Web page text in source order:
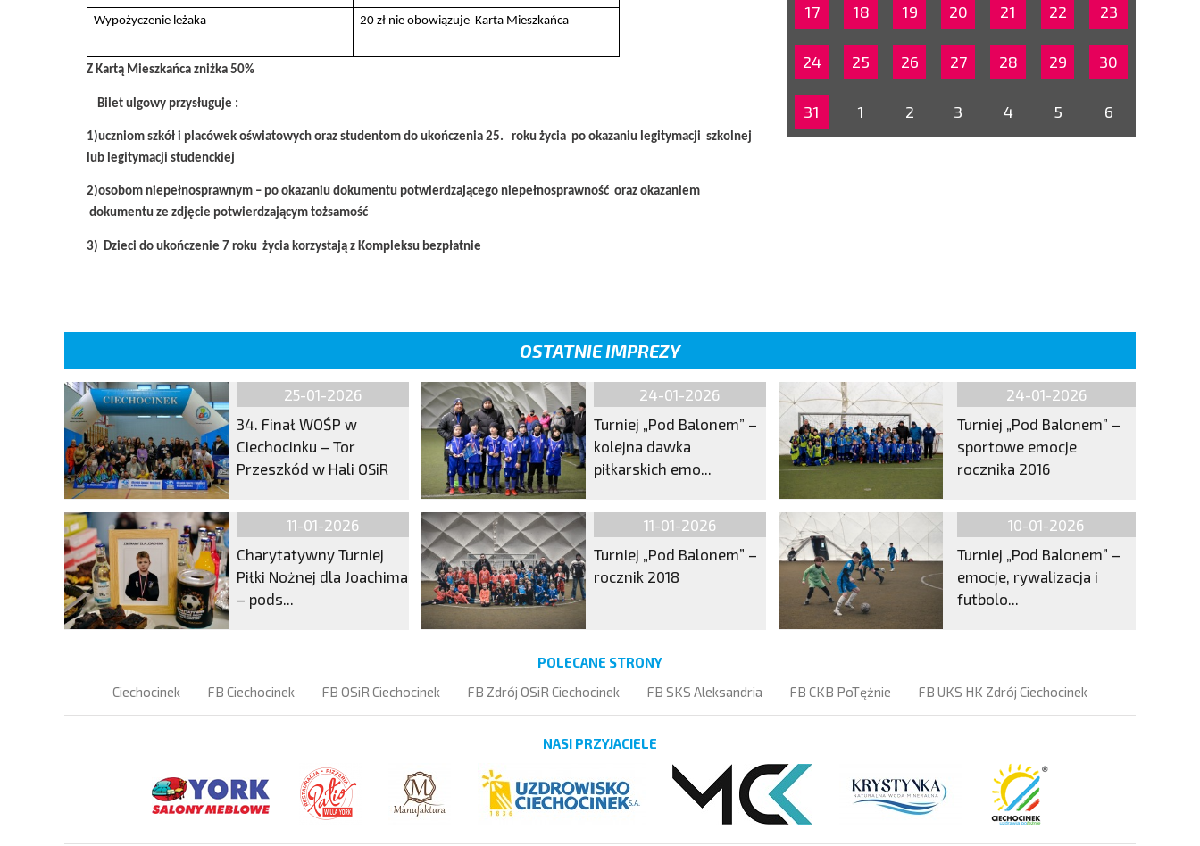
Wypożyczenie leżaka 20 zł nie obowiązuje Karta Mieszkańca
Z Kartą Mieszkańca zniżka 50%
Bilet ulgowy przysługuje :
1)uczniom szkół i placówek oświatowych oraz studentom do ukończenia 25. roku życia po okazaniu legitymacji szkolnej
lub legitymacji studenckiej
2)osobom niepełnosprawnym – po okazaniu dokumentu potwierdzającego niepełnosprawność oraz okazaniem
dokumentu ze zdjęcie potwierdzającym tożsamość
3) Dzieci do ukończenie 7 roku życia korzystają z Kompleksu bezpłatnie
17 18 19 20 21 22 23
24 25 26 27 28 29 30
31 1 2 3 4 5 6
OSTATNIE IMPREZY
25-01-2026
34. Finał WOŚP w
Ciechocinku – Tor
Przeszkód w Hali OSiR
24-01-2026
Turniej „Pod Balonem” –
kolejna dawka
piłkarskich emo...
24-01-2026
Turniej „Pod Balonem” –
sportowe emocje
rocznika 2016
11-01-2026
Charytatywny Turniej
Piłki Nożnej dla Joachima
– pods...
11-01-2026
Turniej „Pod Balonem” –
rocznik 2018
10-01-2026
Turniej „Pod Balonem” –
emocje, rywalizacja i
futbolo...
POLECANE STRONY
Ciechocinek
FB Ciechocinek FB OSiR Ciechocinek FB Zdrój OSiR Ciechocinek FB SKS Aleksandria FB CKB PoTężnie FB UKS HK Zdrój Ciechocinek
NASI PRZYJACIELE